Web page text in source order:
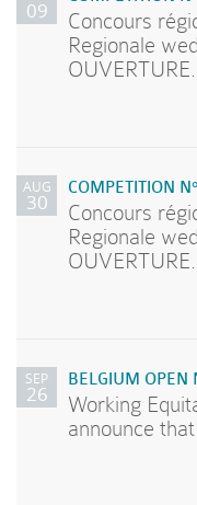
09
Concours
Regionale
AUG
30
COMPETITION
Concours
Regionale
SEP
26
BELGIUM
Working
announce